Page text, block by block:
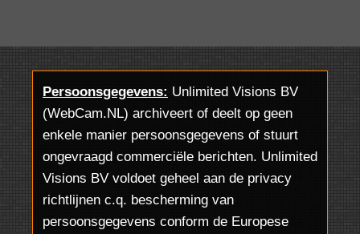
Persoonsgegevens: Unlimited Visions BV
(WebCam.NL) archiveert of deelt op geen
enkele manier persoonsgegevens of stuurt
ongevraagd commerciële berichten. Unlimited
Visions BV voldoet geheel aan de privacy
richtlijnen c.q. bescherming van
persoonsgegevens conform de Europese